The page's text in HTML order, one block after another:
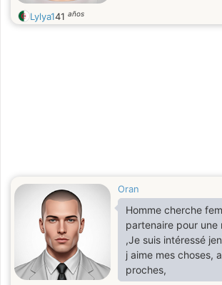
Lylya141 años
Oran
Homme cherche
partenaire pour une
,Je suis intéressé
j aime mes choses,
proches,